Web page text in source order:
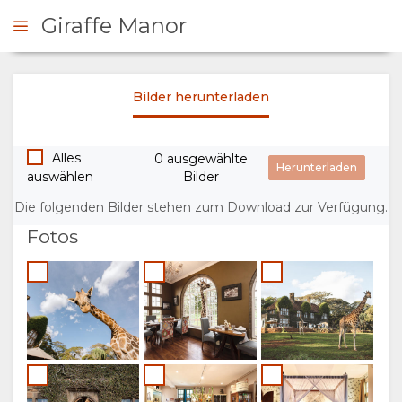
ÜBERSICHT
ÜBER
WARUM HIER
ÜBERNACHTEN
EINRICHTUNGEN
AUFENTHALT
ZIMMERKATEGORIE
GALERIE
FOTOS
Giraffe Manor
Bilder herunterladen
Alles
auswählen
0 ausgewählte
Bilder
Die folgenden Bilder stehen zum Download zur Verfügung.
Fotos